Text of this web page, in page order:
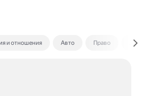
и отношения Авто Право